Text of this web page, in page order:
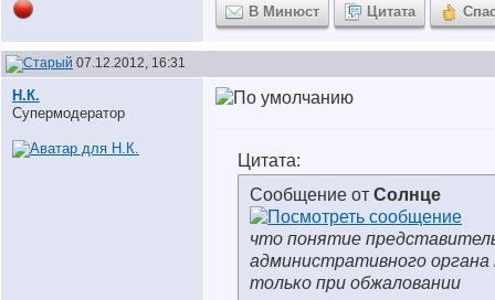
В Минюст Цитата
07.12.2012, 16:31
Н.К.
Супермодератор
Цитата:
Сообщение от Солнце
что понятие
административного
только при обжаловании